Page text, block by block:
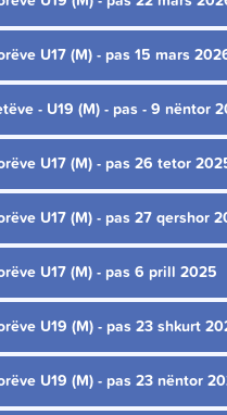
U17 (M) - pas 15 mars
- U19 (M) - pas - 9 nëntor
U17 (M) - pas 26 tetor
U17 (M) - pas 27 qershor
U17 (M) - pas 6 prill 2025
U19 (M) - pas 23 shkurt
U19 (M) - pas 23 nëntor